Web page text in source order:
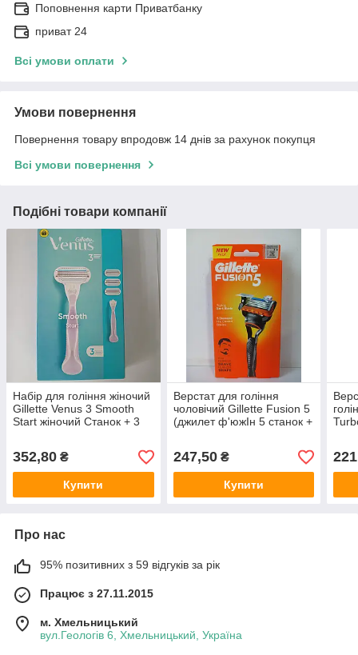
Поповнення карти Приватбанку
приват 24
Всі умови оплати
Умови повернення
Повернення товару впродовж 14 днів за рахунок покупця
Всі умови повернення
Подібні товари компанії
Набір для гоління жіночий
Gillette Venus 3 Smooth
Start жіночий Станок + 3
352,80 ₴
Купити
Верстат для гоління
чоловічий Gillette Fusion 5
(джилет ф'южІн 5 станок +
247,50₴
Купити
Про нас
95% позитивних з 59 відгуків за рік
Працює з 27.11.2015
м. Хмельницький
вул.Геологів 6, Хмельницький, Україна